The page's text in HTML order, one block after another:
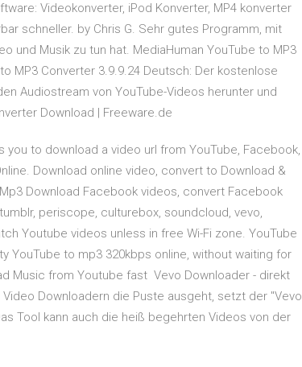
Videokonverter, iPod Konverter, MP4 konverter
schneller. by Chris G. Sehr gutes Programm, mit
und Musik zu tun hat. MediaHuman YouTube to MP3
MP3 Converter 3.9.9.24 Deutsch: Der kostenlose
Audiostream von YouTube-Videos herunter und
Download | Freeware.de
to download a video url from YouTube, Facebook,
Download online video, convert to Download &
Download Facebook videos, convert Facebook
periscope, culturebox, soundcloud, vevo,
Youtube videos unless in free Wi-Fi zone. YouTube
YouTube to mp3 320kbps online, without waiting for
Music from Youtube fast Vevo Downloader - direkt
Downloadern die Puste ausgeht, setzt der "Vevo
Tool kann auch die heiß begehrten Videos von der